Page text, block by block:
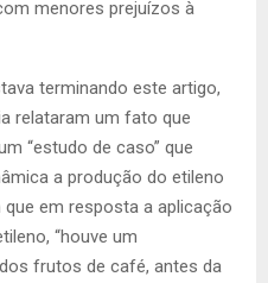
menores prejuízos à
terminando este artigo,
relataram um fato que
“estudo de caso” que
a produção do etileno
em resposta a aplicação
“houve um
frutos de café, antes da